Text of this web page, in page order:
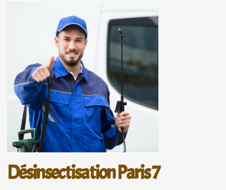
Désinsectisation Paris 7